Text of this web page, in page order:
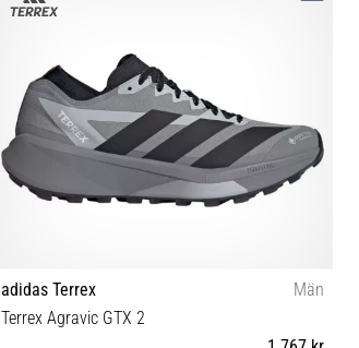
adidas Terrex
Män
Terrex Agravic GTX 2